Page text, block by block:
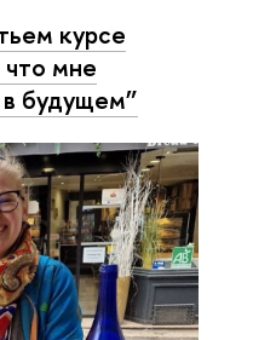
курсе
что мне
будущем”